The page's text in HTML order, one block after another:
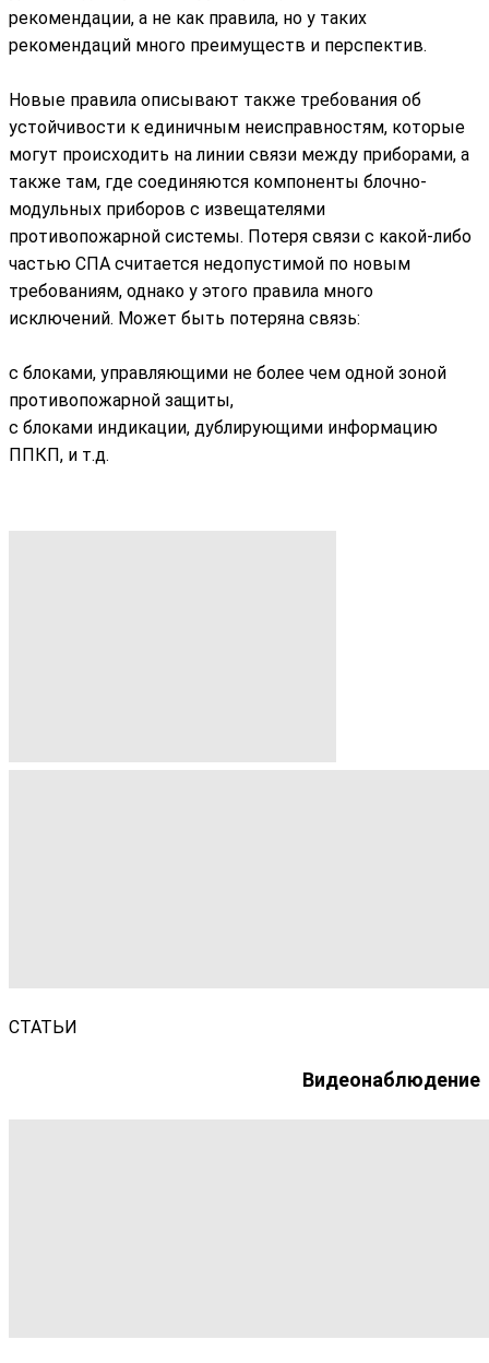
рекомендации, а не как правила, но у таких
рекомендаций много преимуществ и перспектив.
Новые правила описывают также требования об
устойчивости к единичным неисправностям, которые
могут происходить на линии связи между приборами, а
также там, где соединяются компоненты блочно-
модульных приборов с извещателями
противопожарной системы. Потеря связи с какой-либо
частью СПА считается недопустимой по новым
требованиям, однако у этого правила много
исключений. Может быть потеряна связь:
с блоками, управляющими не более чем одной зоной
противопожарной защиты,
с блоками индикации, дублирующими информацию
ППКП, и т.д.
СТАТЬИ
Видеонаблюдение